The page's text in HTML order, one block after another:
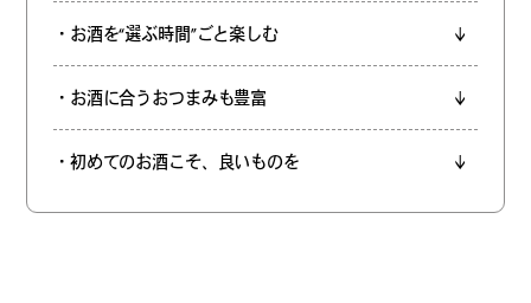
#夢中になれる、仕事のは
なし
#SapporoDiscoveryRoom
・お酒を“選ぶ時間”ごと楽しむ
・お酒に合うおつまみも豊富
・初めてのお酒こそ、良いものを